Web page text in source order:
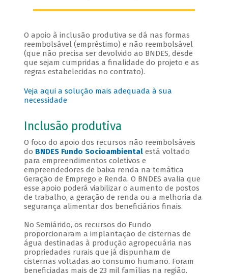
O apoio à inclusão produtiva se dá nas formas
reembolsável (empréstimo) e não reembolsável
(que não precisa ser devolvido ao BNDES, desde
que sejam cumpridas a finalidade do projeto e as
regras estabelecidas no contrato).
Veja aqui a solução mais adequada à sua
necessidade
Inclusão produtiva
O foco do apoio dos recursos não reembolsáveis
do BNDES Fundo Socioambiental está voltado
para empreendimentos coletivos e
empreendedores de baixa renda na temática
Geração de Emprego e Renda. O BNDES avalia que
esse apoio poderá viabilizar o aumento de postos
de trabalho, a geração de renda ou a melhoria da
segurança alimentar dos beneficiários finais.
No Semiárido, os recursos do Fundo
proporcionaram a implantação de cisternas de
água destinadas à produção agropecuária nas
propriedades rurais que já dispunham de
cisternas voltadas ao consumo humano. Foram
beneficiadas mais de 23 mil famílias na região.